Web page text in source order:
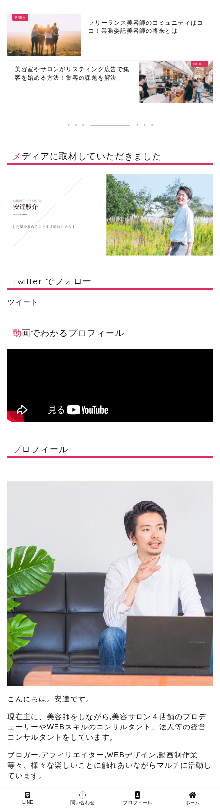
フリーランス美容師のコミュニティはコ
コ！業務委託美容師の将来とは
美容室やサロンがリスティング広告で集
客を始める方法！集客の課題を解決
メディアに取材していただきました
Twitter でフォロー
ツイート
動画でわかるプロフィール
プロフィール
こんにちは。安達です。
現在主に、美容師をしながら,美容サロン４店舗のプロデ
ューサーやWEBスキルのコンサルタント、法人等の経営
コンサルタントをしています。
ブロガー,アフィリエイター,WEBデザイン,動画制作業
等々、様々な楽しいことに触れあいながらマルチに活動し
ています。
【漫画で分かるプロフィール】
LINE 問い合わせ プロフィール ホーム